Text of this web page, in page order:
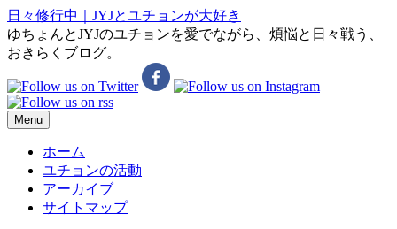
日々修行中｜JYJとユチョンが大好き
ゆちょんとJYJのユチョンを愛でながら、煩悩と日々戦う、
おきらくブログ。
Menu
ホーム
ユチョンの活動
アーカイブ
サイトマップ